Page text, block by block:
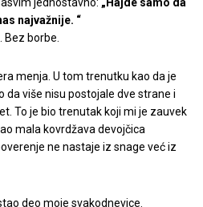
najvažnije. “
borbe.
menja. U tom trenutku kao da je
da više nisu postojale dve strane i
To je bio trenutak koji mi je zauvek
mala kovrdžava devojčica
ne nastaje iz snage već iz
deo moje svakodnevice.